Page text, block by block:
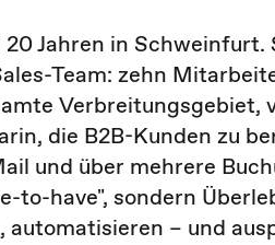
Jahren in
Team: zehn
Verbreitungsgebiet,
die B2B-Kunden zu
und über mehrere
to-have", sondern
– und